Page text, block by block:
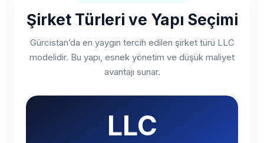
Şirket Türleri ve Yapı Seçimi
Gürcistan’da en yaygın tercih edilen şirket türü LLC
modelidir. Bu yapı, esnek yönetim ve düşük maliyet
avantajı sunar.
LLC